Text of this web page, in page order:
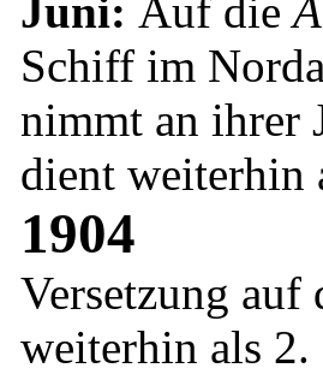
Juni: Auf die
Schiff im
nimmt an ihrer
dient weiterhin
1904
Versetzung
weiterhin als 2.